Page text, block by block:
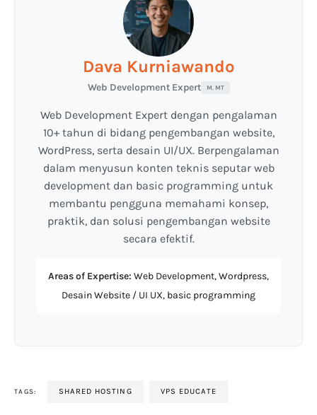
Dava Kurniawando
Web Development Expert M. MT
Web Development Expert dengan pengalaman
10+ tahun di bidang pengembangan website,
WordPress, serta desain UI/UX. Berpengalaman
dalam menyusun konten teknis seputar web
development dan basic programming untuk
membantu pengguna memahami konsep,
praktik, dan solusi pengembangan website
secara efektif.
Areas of Expertise: Web Development, Wordpress,
Desain Website / UI UX, basic programming
TAGS: SHARED HOSTING VPS EDUCATE